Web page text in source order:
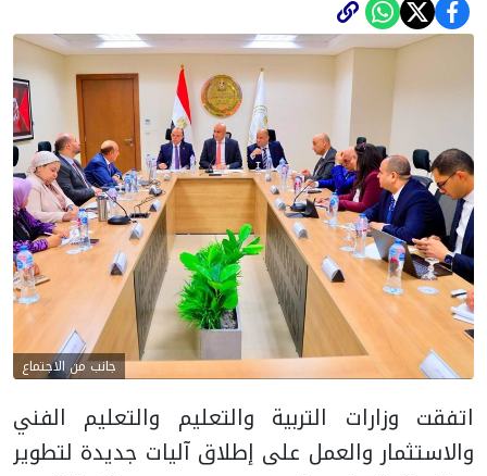
جانب من الاجتماع
اتفقت وزارات التربية والتعليم والتعليم الفني
والاستثمار والعمل على إطلاق آليات جديدة لتطوير